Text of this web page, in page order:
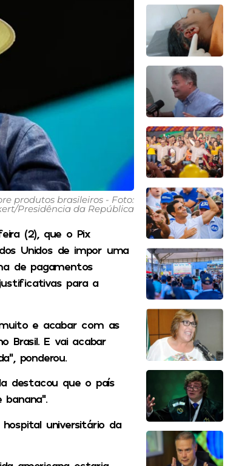
produtos brasileiros - Foto:
Presidência da República
(2), que o Pix
Unidos de impor uma
de pagamentos
para a
e acabar com as
Brasil. E vai acabar
ponderou.
destacou que o país
universitário da